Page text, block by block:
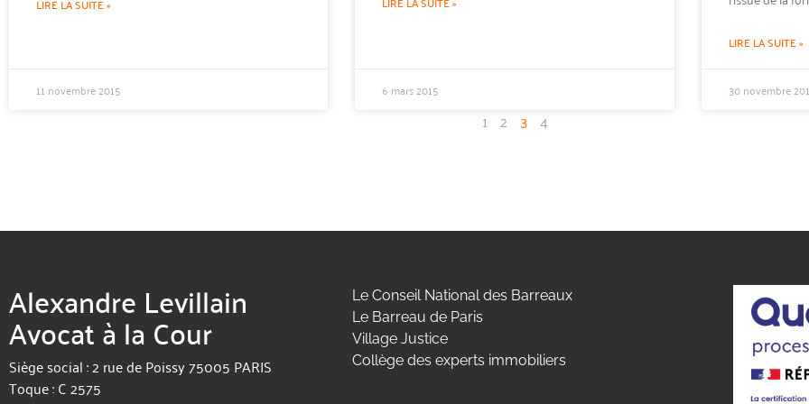
LIRE LA SUITE »
11 novembre 2015 6 mars 2015
LIRE LA SUITE »
30 novembre
1 2 3 4
Alexandre Levillain
Avocat à la Cour
Siège social : 2 rue de Poissy 75005 PARIS
Toque : C 2575
Le Conseil National des Barreaux
Le Barreau de Paris
Village Justice
Collège des experts immobiliers